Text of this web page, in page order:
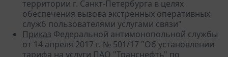
территории г. Санкт-Петербурга в целях
обеспечения вызова экстренных оперативных
служб пользователями услугами связи"
Приказ Федеральной антимонопольной службы
от 14 апреля 2017 г. № 501/17 "Об установлении
тарифа на услуги ПАО "Транснефть" по